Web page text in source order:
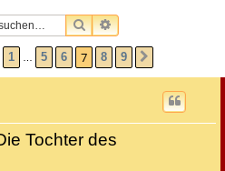
SUCHEERWEITERTE
7 VON
VORHERIGE
1 5 6 7 8 9
Tochter des